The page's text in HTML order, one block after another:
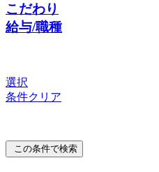
こだわり
給与/職種
選択
条件クリア
この条件で検索